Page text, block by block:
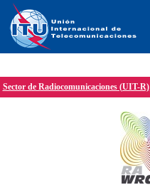
Sector de Radiocomunicaciones (UIT-R)